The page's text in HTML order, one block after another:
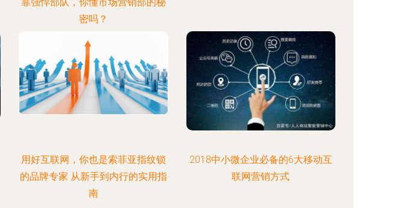
密吗？
用好互联网，你也是索菲亚指纹锁
的品牌专家 从新手到内行的实用指
南
2018中小微企业必备的6大移动互
联网营销方式